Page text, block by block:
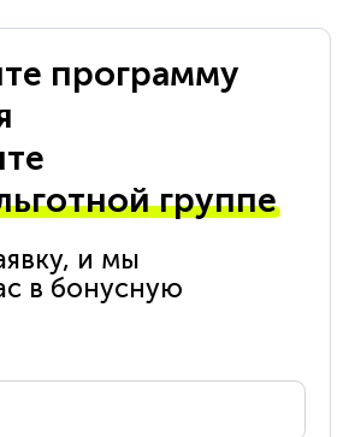
программу
группе
и мы
в бонусную